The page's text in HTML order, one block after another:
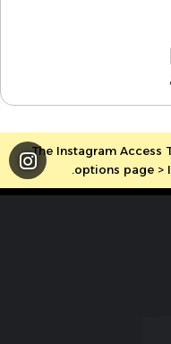
The Instagram Access
options page >